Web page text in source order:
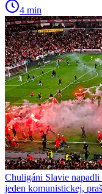
4 min
Chuligáni Slavie napadli
jeden komunistickej,